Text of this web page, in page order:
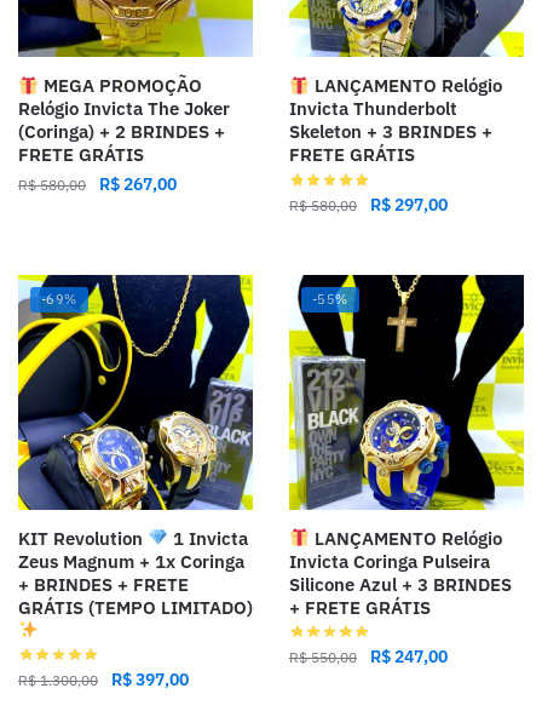
MEGA PROMOÇÃO
Relógio Invicta The Joker
(Coringa) + 2 BRINDES +
FRETE GRÁTIS
R$580,00 R$267,00
LANÇAMENTO Relógio
Invicta Thunderbolt
Skeleton + 3 BRINDES +
FRETE GRÁTIS
R$580,00 R$297,00
-69%
KIT Revolution
1 Invicta
Zeus Magnum + 1x Coringa
+ BRINDES + FRETE
GRÁTIS (TEMPO LIMITADO)
R$1.300,00 R$397,00
-55%
LANÇAMENTO Relógio
Invicta Coringa Pulseira
Silicone Azul + 3 BRINDES
+ FRETE GRÁTIS
R$550,00 R$247,00